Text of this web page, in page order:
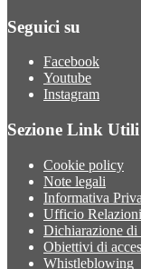
Seguici su
Facebook
Youtube
Instagram
Sezione Link Utili
Cookie policy
Note legali
Informativa
Ufficio
Dichiarazione di
Obiettivi di
Whistleblowing